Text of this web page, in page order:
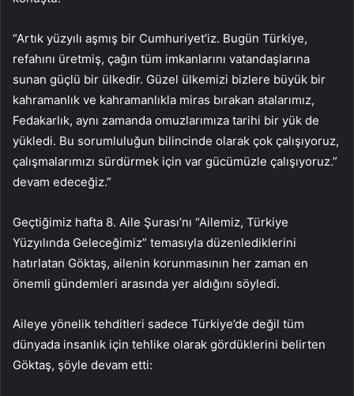
“Artık yüzyılı aşmış bir Cumhuriyet’iz. Bugün Türkiye,
refahını üretmiş, çağın tüm imkanlarını vatandaşlarına
sunan güçlü bir ülkedir. Güzel ülkemizi bizlere büyük bir
kahramanlık ve kahramanlıkla miras bırakan atalarımız,
Fedakarlık, aynı zamanda omuzlarımıza tarihi bir yük de
yükledi. Bu sorumluluğun bilincinde olarak çok çalışıyoruz,
çalışmalarımızı sürdürmek için var gücümüzle çalışıyoruz.”
devam edeceğiz.”
Geçtiğimiz hafta 8. Aile Şurası’nı “Ailemiz, Türkiye
Yüzyılında Geleceğimiz” temasıyla düzenlediklerini
hatırlatan Göktaş, ailenin korunmasının her zaman en
önemli gündemleri arasında yer aldığını söyledi.
Aileye yönelik tehditleri sadece Türkiye’de değil tüm
dünyada insanlık için tehlike olarak gördüklerini belirten
Göktaş, şöyle devam etti: